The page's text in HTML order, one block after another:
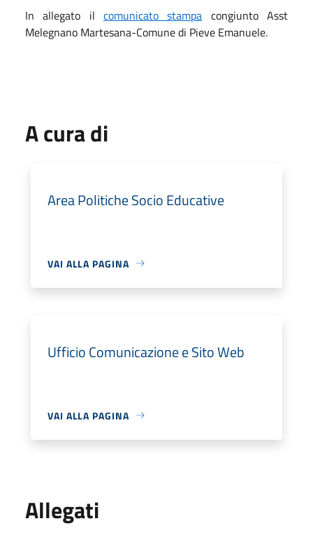
In allegato il comunicato stampa congiunto Asst
Melegnano Martesana-Comune di Pieve Emanuele.
A cura di
Area Politiche Socio Educative
VAI ALLA PAGINA
Ufficio Comunicazione e Sito Web
VAI ALLA PAGINA
Allegati